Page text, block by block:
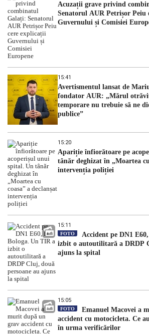
Acuzații grave privind
Senatorul AUR Petrișor Peiu
Guvernului și Comisiei
15:41
Avertismentul lansat de
fondator AUR: „Mărul
temporare nu trebuie să ne
publice”
15:20
Apariție înfiorătoare pe
tânăr deghizat în „Moartea
intervenția poliției
15:11
FOTO
Accident pe DN1
izbit o autoutilitară a DRDP
ajuns la spital
15:05
FOTO
Emanuel Macovei a
accident cu motocicleta. Ce
în urma verificărilor